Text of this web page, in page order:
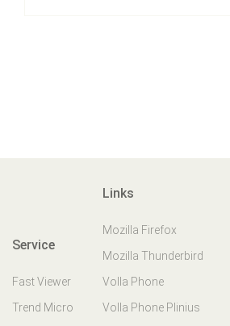
Service
Fast Viewer
Trend Micro
Links
Mozilla Firefox
Mozilla Thunderbird
Volla Phone
Volla Phone Plinius